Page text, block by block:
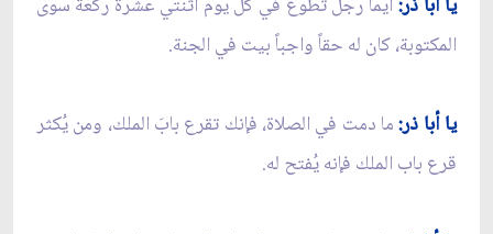
المكتوبة، كان له حقاً واجباً بيت في الجنة.
يا أبا ذر:ما دمت في الصلاة، فإنك تقرع بابَ الملك، ومن يُكثر
قرع باب الملك فإنه يُفتح له.